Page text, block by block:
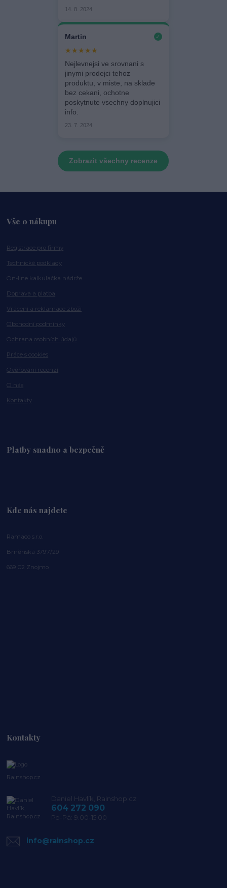
14. 8. 2024
Martin ✓
★★★★★
Nejlevnejsi ve srovnani s
jinymi prodejci tehoz
produktu, v miste, na sklade
bez cekani, ochotne
poskytnute vsechny doplnujici
info.
23. 7. 2024
Zobrazit všechny recenze
Vše o nákupu
Registrace pro firmy
Technické podklady
On-line kalkulačka nádrže
Doprava a platba
Vrácení a reklamace zboží
Obchodní podmínky
Ochrana osobních údajů
Práce s cookies
Ověřování recenzí
O nás
Kontakty
Platby snadno a bezpečně
Kde nás najdete
Ramaco s.r.o.
Brněnská 3797/29
669 02 Znojmo
Kontakty
Rainshop.cz
Daniel Havlík, Rainshop.cz
604 272 090
Po-Pá: 9.00-15.00
info@rainshop.cz